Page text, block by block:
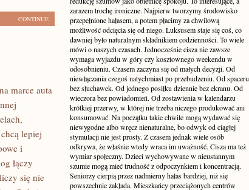
CONTINUE
marce auta
lepiej
i
łączy
się nie
zarazem trochę ironiczne. Najpierw tworzymy środowisko
przepełnione hałasem, a potem płacimy za chwilową
możliwość odcięcia się od niego. Luksusem staje się coś, co
dawniej było naturalnym składnikiem codzienności. To wiele
mówi o naszych czasach. Jednocześnie cisza nie zawsze
wymaga wyjazdu w góry czy kosztownego weekendu w
odosobnieniu. Czasem zaczyna się od małych decyzji. Od
niewłączania czegoś natychmiast po przebudzeniu. Od spaceru
bez słuchawek. Od jednego posiłku dziennie bez ekranu. Od
wieczora bez powiadomień. Od zostawienia w kalendarzu
krótkiej przerwy, w której nie trzeba niczego produkować ani
konsumować. Na początku takie chwile mogą wydawać się
niewygodne albo wręcz nienaturalne, bo odwyk od ciągłej
stymulacji nie jest prosty. Z czasem jednak wiele osób
odkrywa, że właśnie wtedy wraca im uważność. Cisza ma też
wymiar społeczny. Dzieci wychowywane w nieustannym
szumie mogą mieć trudność z odpoczynkiem i koncentracją.
Seniorzy cierpią przez nadmierny hałas bardziej, niż się
powszechnie zakłada. Mieszkańcy przeciążonych centrów